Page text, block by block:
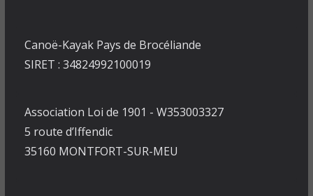
Canoë-Kayak Pays de Brocéliande
SIRET : 34824992100019
Association Loi de 1901 - W353003327
5 route d’Iffendic
35160 MONTFORT-SUR-MEU